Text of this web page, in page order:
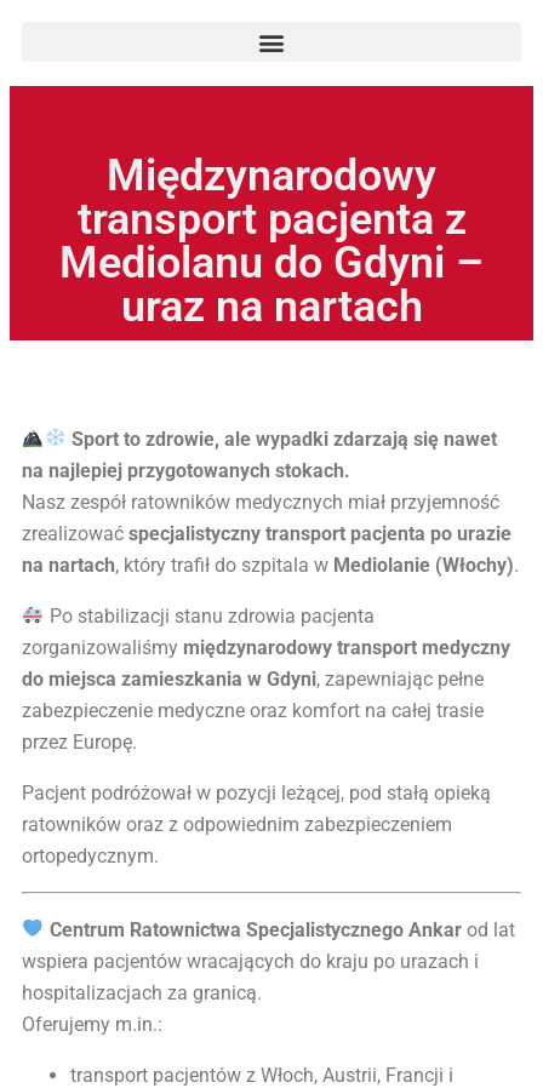
Międzynarodowy
transport pacjenta z
Mediolanu do Gdyni –
uraz na nartach
Sport to zdrowie, ale wypadki zdarzają się nawet
na najlepiej przygotowanych stokach.
Nasz zespół ratowników medycznych miał przyjemność
zrealizować specjalistyczny transport pacjenta po urazie
na nartach, który trafił do szpitala w Mediolanie (Włochy).
Po stabilizacji stanu zdrowia pacjenta
zorganizowaliśmy międzynarodowy transport medyczny
do miejsca zamieszkania w Gdyni, zapewniając pełne
zabezpieczenie medyczne oraz komfort na całej trasie
przez Europę.
Pacjent podróżował w pozycji leżącej, pod stałą opieką
ratowników oraz z odpowiednim zabezpieczeniem
ortopedycznym.
Centrum Ratownictwa Specjalistycznego Ankarod lat
wspiera pacjentów wracających do kraju po urazach i
hospitalizacjach za granicą.
Oferujemy m.in.:
transport pacjentów z Włoch, Austrii, Francji i